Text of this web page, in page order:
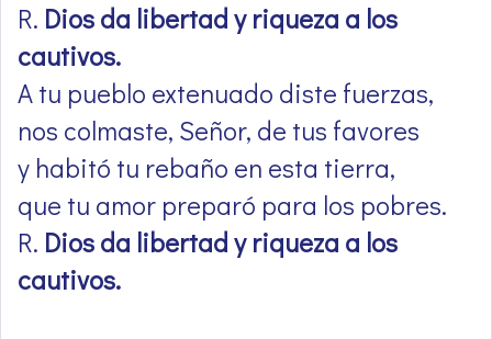
R. Dios da libertad y riqueza a los
cautivos.
A tu pueblo extenuado diste fuerzas,
nos colmaste, Señor, de tus favores
y habitó tu rebaño en esta tierra,
que tu amor preparó para los pobres.
R. Dios da libertad y riqueza a los
cautivos.